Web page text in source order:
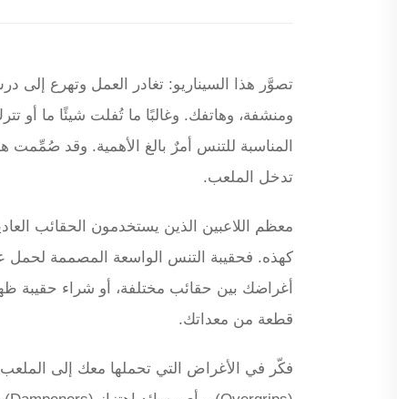
تصوَّر هذا السيناريو: تغادر العمل وتهرع
ومنشفة، وهاتفك. وغالبًا ما تُفلت شيئًا ما أو
المناسبة للتنس أمرٌ بالغ الأهمية. وقد
تدخل الملعب.
معظم اللاعبين الذين يستخدمون الحقائب
كهذه. فحقيبة التنس الواسعة المصممة لحمل
أغراضك بين حقائب مختلفة، أو شراء
قطعة من معداتك.
فكّر في الأغراض التي تحملها معك إلى